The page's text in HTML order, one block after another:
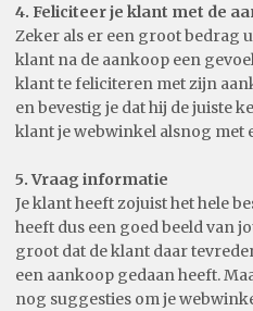
4. Feliciteer je klant met de
Zeker als er een groot bedrag
klant na de aankoop een
klant te feliciteren met zijn
en bevestig je dat hij de juiste
klant je webwinkel alsnog met
5. Vraag informatie
Je klant heeft zojuist het hele
heeft dus een goed beeld van
groot dat de klant daar
een aankoop gedaan heeft.
nog suggesties om je